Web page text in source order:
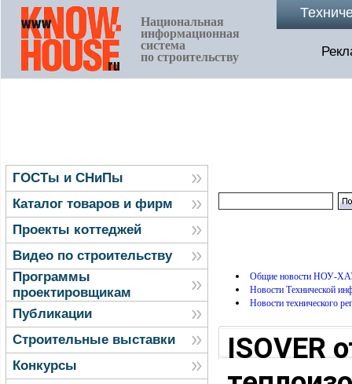
Национальная
информационная
система
по строительству
ГОСТы и СНиПы
Каталог товаров и фирм
Проекты коттеджей
Видео по строительству
Программы
проектировщикам
Публикации
Строительные выставки
Конкурсы
Общие новости НОУ-
Новости Технической
Новости технического
ISOVER